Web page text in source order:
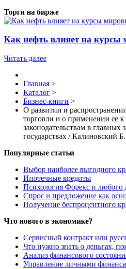
Торги на бирже
Как нефть влияет на
Читать далее
Главная >
Каталог >
Бизнес-книги >
О развитии и
торговли и о применении ее
законодательствам в главных
государствах / Калиновский
Популярные статьи
Выбор наиболее выгодного
Ипотечные кредиты
Психология Форекс и любого
Спрос и предложение как
Получение беспроцентного
Что нового в экономике?
Сервисный контракт или
Что нужно знать о деньгах,
Анализ финансового
Управление личными